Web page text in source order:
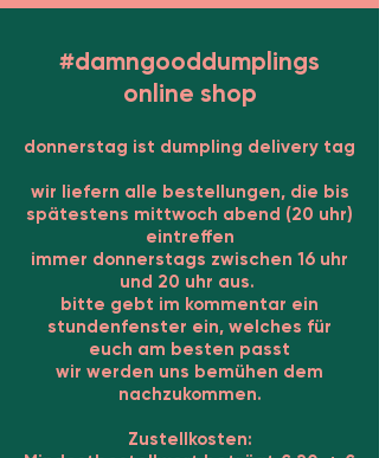
#damngooddumplings
online shop
donnerstag ist dumpling delivery tag
wir liefern alle bestellungen, die bis
spätestens mittwoch abend (20 uhr)
eintreffen
immer donnerstags zwischen 16 uhr
und 20 uhr aus.
bitte gebt im kommentar ein
stundenfenster ein, welches für
euch am besten passt
wir werden uns bemühen dem
nachzukommen.
Zustellkosten: